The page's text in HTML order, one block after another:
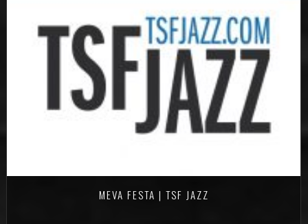
MEVA FESTA | TSF JAZZ